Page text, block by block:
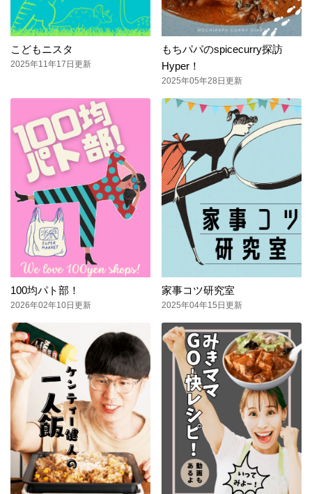
こどもニスタ
2025年11年17日更新
もちパパのspicecurry探訪
Hyper！
2025年05年28日更新
100均パト部！
2026年02年10日更新
家事コツ研究室
2025年04年15日更新